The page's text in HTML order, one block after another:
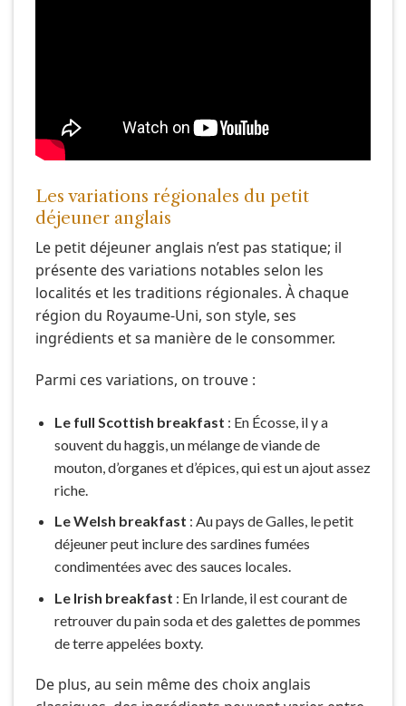
Les variations régionales du petit
déjeuner anglais
Le petit déjeuner anglais n’est pas statique; il
présente des variations notables selon les
localités et les traditions régionales. À chaque
région du Royaume-Uni, son style, ses
ingrédients et sa manière de le consommer.
Parmi ces variations, on trouve :
Le full Scottish breakfast : En Écosse, il y a
souvent du haggis, un mélange de viande de
mouton, d’organes et d’épices, qui est un ajout assez
riche.
Le Welsh breakfast : Au pays de Galles, le petit
déjeuner peut inclure des sardines fumées
condimentées avec des sauces locales.
Le Irish breakfast : En Irlande, il est courant de
retrouver du pain soda et des galettes de pommes
de terre appelées boxty.
De plus, au sein même des choix anglais